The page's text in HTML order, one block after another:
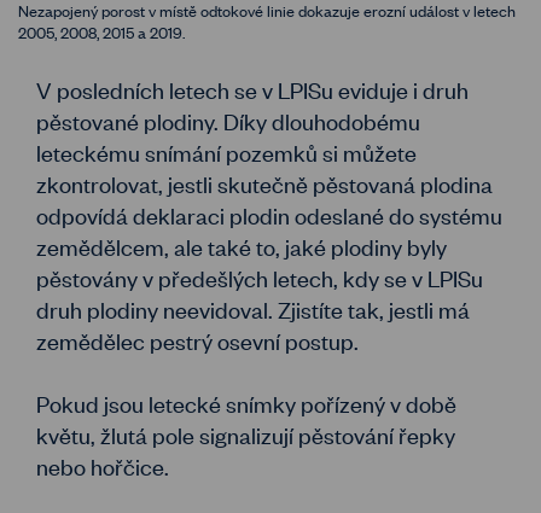
Nezapojený porost v místě odtokové linie dokazuje erozní událost v letech
2005, 2008, 2015 a 2019.
V posledních letech se v LPISu eviduje i druh
pěstované plodiny. Díky dlouhodobému
leteckému snímání pozemků si můžete
zkontrolovat, jestli skutečně pěstovaná plodina
odpovídá deklaraci plodin odeslané do systému
zemědělcem, ale také to, jaké plodiny byly
pěstovány v předešlých letech, kdy se v LPISu
druh plodiny neevidoval. Zjistíte tak, jestli má
zemědělec pestrý osevní postup.
Pokud jsou letecké snímky pořízený v době
květu, žlutá pole signalizují pěstování řepky
nebo hořčice.